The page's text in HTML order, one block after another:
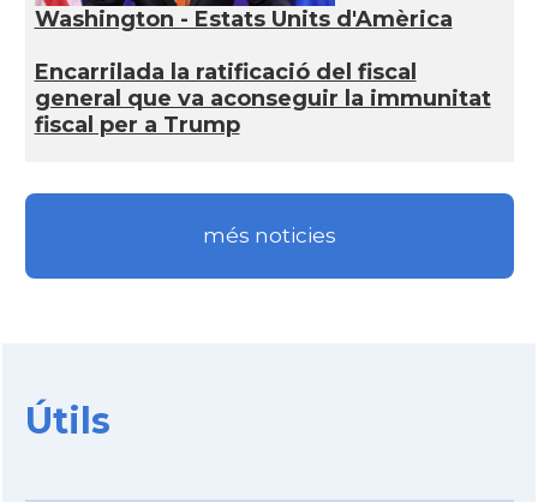
Washington - Estats Units d'Amèrica
Encarrilada la ratificació del fiscal
general que va aconseguir la immunitat
fiscal per a Trump
més noticies
Útils